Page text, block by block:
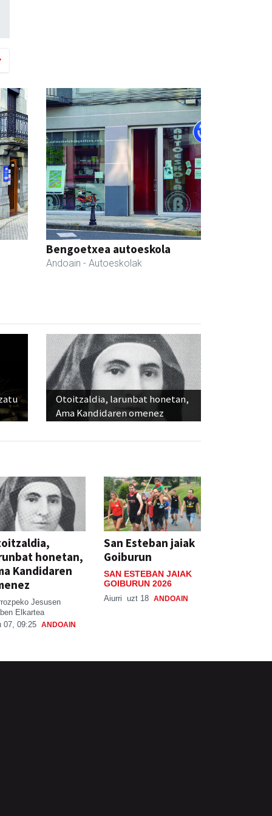
Bengoetxea autoeskola
Andoain - Autoeskolak
Otoitzaldia, larunbat honetan,
Ama Kandidaren omenez
honetan,
Kandidaren
Jesusen
Elkartea
07, 09:25 ANDOAIN
San Esteban jaiak
Goiburun
SAN ESTEBAN JAIAK
GOIBURUN 2026
Aiurri uzt 18 ANDOAIN